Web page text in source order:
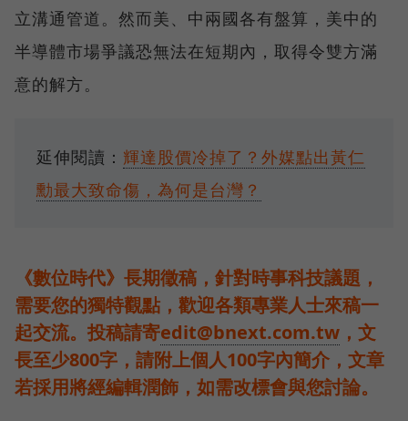
立溝通管道。然而美、中兩國各有盤算，美中的
半導體市場爭議恐無法在短期內，取得令雙方滿
意的解方。
延伸閱讀： 輝達股價冷掉了？外媒點出黃仁
勳最大致命傷，為何是台灣？
《數位時代》長期徵稿，針對時事科技議題，
需要您的獨特觀點，歡迎各類專業人士來稿一
起交流。投稿請寄edit@bnext.com.tw ，文
長至少800字，請附上個人100字內簡介，文章
若採用將經編輯潤飾，如需改標會與您討論。